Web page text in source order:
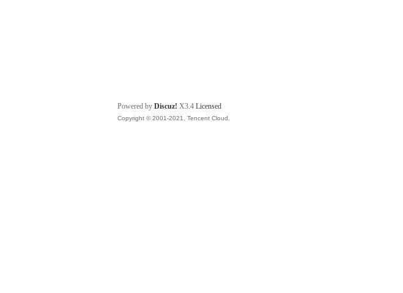
Powered by Discuz! X3.4 Licensed
Copyright © 2001-2021, Tencent Cloud.